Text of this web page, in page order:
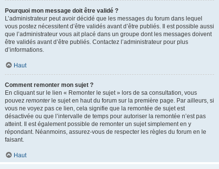
Pourquoi mon message doit être validé ?
L’administrateur peut avoir décidé que les messages du forum dans lequel
vous postez nécessitent d’être validés avant d’être publiés. Il est possible aussi
que l’administrateur vous ait placé dans un groupe dont les messages doivent
être validés avant d’être publiés. Contactez l’administrateur pour plus
d’informations.
Haut
Comment remonter mon sujet ?
En cliquant sur le lien « Remonter le sujet » lors de sa consultation, vous
pouvez remonterle sujet en haut du forum sur la première page. Par ailleurs, si
vous ne voyez pas ce lien, cela signifie que la remontée de sujet est
désactivée ou que l’intervalle de temps pour autoriser la remontée n’est pas
atteint. Il est également possible de remonter un sujet simplement en y
répondant. Néanmoins, assurez-vous de respecter les règles du forum en le
faisant.
Haut